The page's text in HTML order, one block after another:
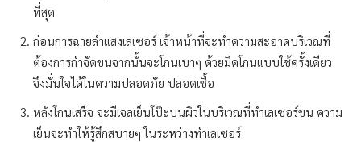
ที่สุด
ก่อนการฉายลำแสงเลเซอร์ เจ้าหน้าที่จะทำความสะอาดบริเวณที่
ต้องการกำจัดขนจากนั้นจะโกนเบาๆ ด้วยมีดโกนแบบใช้ครั้งเดียว
จึงมั่นใจได้ในความปลอดภัย ปลอดเชื้อ
หลังโกนเสร็จ จะมีเจลเย็นโป๊ะบนผิวในบริเวณที่ทำเลเซอร์ขน ความ
เย็นจะทำให้รู้สึกสบายๆ ในระหว่างทำเลเซอร์